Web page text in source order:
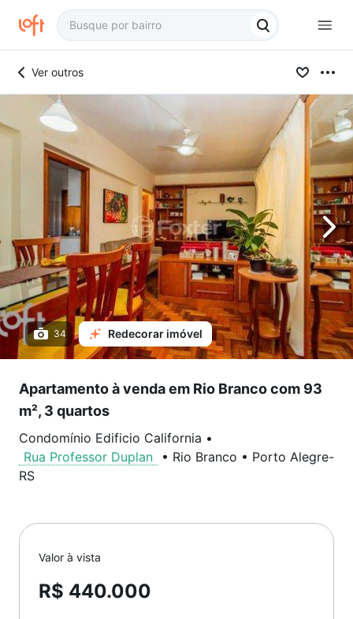
Ver outros
34 Redecorar imóvel
Apartamento à venda em Rio Branco com 93
m², 3 quartos
Condomínio Edificio California •
Rua Professor Duplan
• Rio Branco • Porto Alegre-
RS
Valor à vista
R$ 440.000